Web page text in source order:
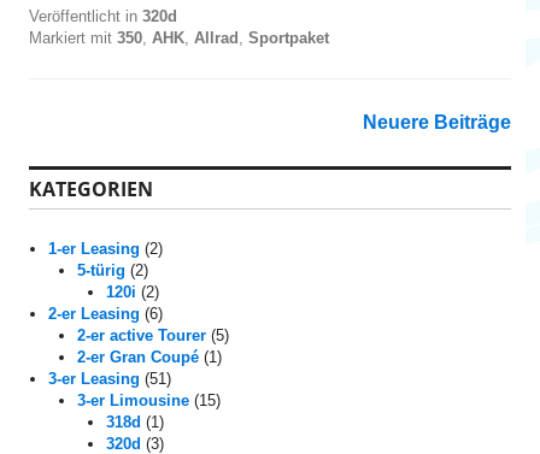
Veröffentlicht in 320d
Markiert mit 350, AHK, Allrad , Sportpaket
e
i
t
r
g
Neuere Beiträge
KATEGORIEN
1-er Leasing (2)
5-türig (2)
120i (2)
2-er Leasing (6)
2-er active Tourer (5)
2-er Gran Coupé (1)
3-er Leasing (51)
3-er Limousine (15)
318d (1)
320d (3)